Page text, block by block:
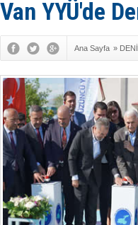
Van YYÜ'de
Ana Sayfa »